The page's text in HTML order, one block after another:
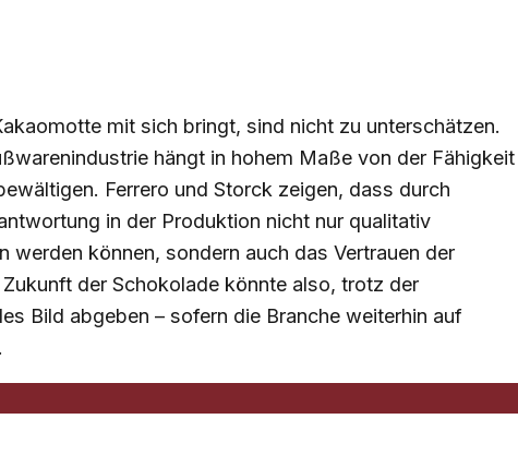
mit sich bringt, sind nicht zu unterschätzen.
hängt in hohem Maße von der Fähigkeit
Ferrero und Storck zeigen, dass durch
in der Produktion nicht nur qualitativ
werden können, sondern auch das Vertrauen der
der Schokolade könnte also, trotz der
Bild abgeben – sofern die Branche weiterhin auf